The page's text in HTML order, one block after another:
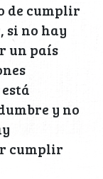
de cumplir
si no hay
un país
y no
cumplir